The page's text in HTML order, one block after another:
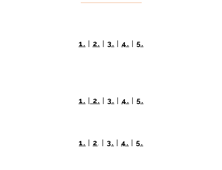
1. | 2. | 3. | 4. | 5.
1. | 2. | 3. | 4. | 5.
1. | 2. | 3. | 4. | 5.